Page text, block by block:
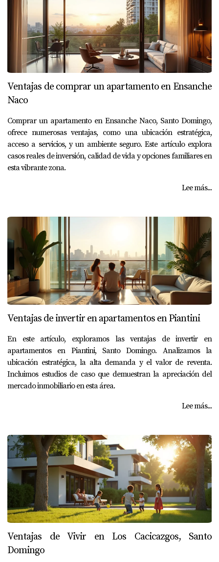
Ventajas de comprar un apartamento en Ensanche
Naco
Comprar un apartamento en Ensanche Naco, Santo Domingo,
ofrece numerosas ventajas, como una ubicación estratégica,
acceso a servicios, y un ambiente seguro. Este artículo explora
casos reales de inversión, calidad de vida y opciones familiares en
esta vibrante zona.
Lee más...
Ventajas de invertir en apartamentos en Piantini
En este artículo, exploramos las ventajas de invertir en
apartamentos en Piantini, Santo Domingo. Analizamos la
ubicación estratégica, la alta demanda y el valor de reventa.
Incluimos estudios de caso que demuestran la apreciación del
mercado inmobiliario en esta área.
Lee más...
Ventajas de Vivir en Los Cacicazgos, Santo
Domingo